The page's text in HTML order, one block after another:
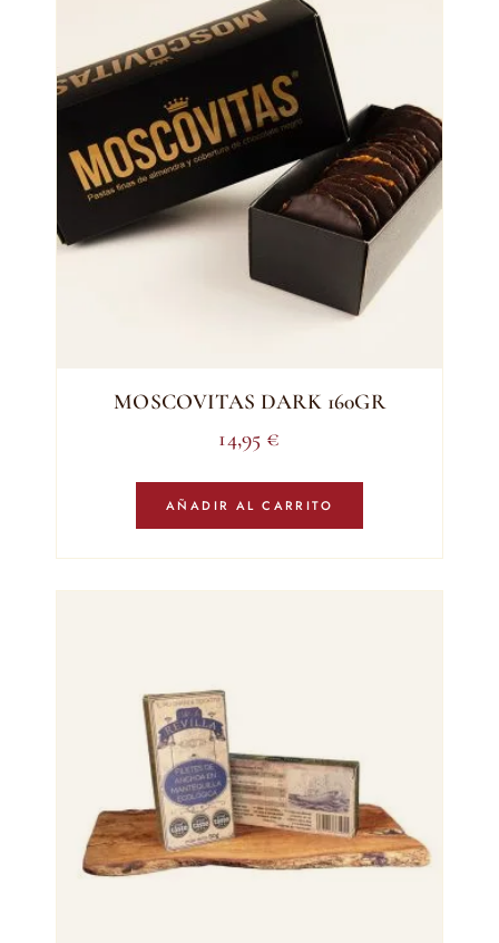
MOSCOVITAS DARK 160GR
14,95 €
AÑADIR AL CARRITO